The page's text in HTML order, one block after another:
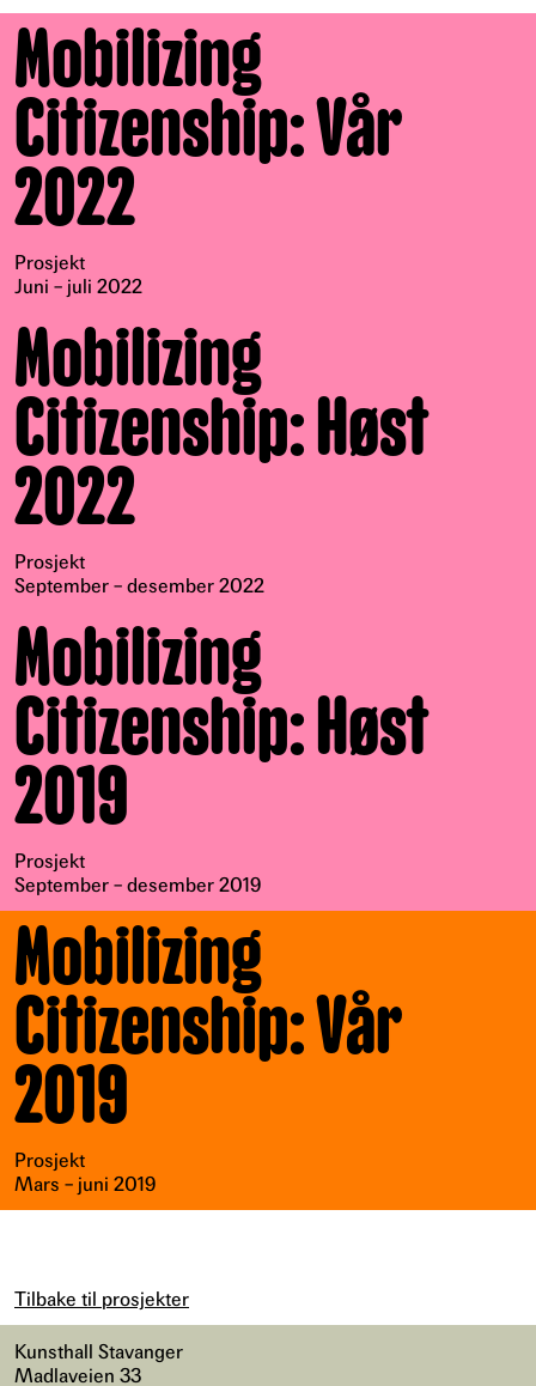
Mobilizing
Citizenship: Vår
2022
Prosjekt
Juni – juli 2022
Mobilizing
Citizenship: Høst
2022
Prosjekt
September – desember 2022
Mobilizing
Citizenship: Høst
2019
Prosjekt
September – desember 2019
Mobilizing
Citizenship: Vår
2019
Prosjekt
Mars – juni 2019
Tilbake til prosjekter
Kunsthall Stavanger
Madlaveien 33